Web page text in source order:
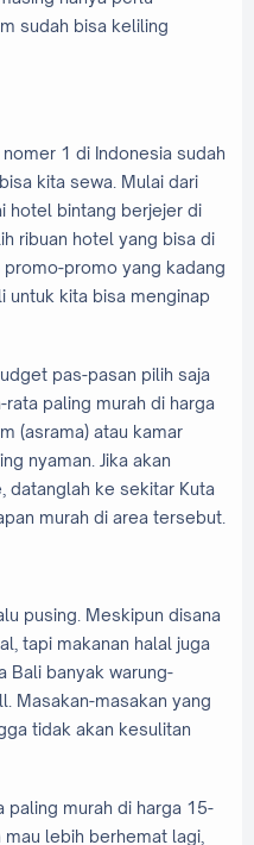
sudah bisa keliling
1 di Indonesia sudah
kita sewa. Mulai dari
hotel bintang berjejer di
ribuan hotel yang bisa di
promo yang kadang
untuk kita bisa menginap
pas-pasan pilih saja
paling murah di harga
(asrama) atau kamar
nyaman. Jika akan
datanglah ke sekitar Kuta
murah di area tersebut.
pusing. Meskipun disana
tapi makanan halal juga
Bali banyak warung-
Masakan-masakan yang
tidak akan kesulitan
paling murah di harga 15-
lebih berhemat lagi,